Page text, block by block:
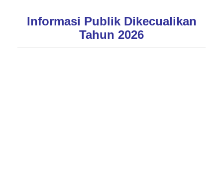
Informasi Publik Dikecualikan
Tahun 2026